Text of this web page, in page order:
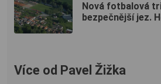
Nová fotbalová
bezpečnější jez.
Více od Pavel Žižka